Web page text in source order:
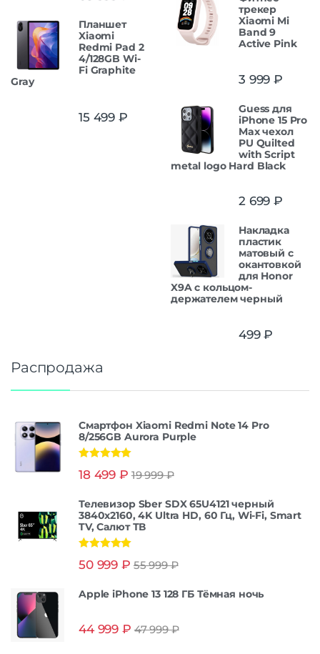
Планшет
Xiaomi
Redmi Pad 2
4/128GB Wi-
Fi Graphite
Gray
15 499 ₽
трекер
Xiaomi Mi
Band 9
Active Pink
3 999 ₽
Guess для
iPhone 15 Pro
Max чехол
PU Quilted
with Script
metal logo Hard Black
2 699 ₽
Накладка
пластик
матовый с
окантовкой
для Honor
X9A с кольцом-
держателем черный
499₽
Распродажа
Смартфон Xiaomi Redmi Note 14 Pro
8/256GB Aurora Purple
из 5
18 499 ₽ 19 999₽
Телевизор Sber SDX 65U4121 черный
3840x2160, 4K Ultra HD, 60 Гц, Wi-Fi, Smart
TV, Салют ТВ
из 5
50 999 ₽ 55 999₽
Apple iPhone 13 128 ГБ Тёмная ночь
44 999 ₽ 47 999₽